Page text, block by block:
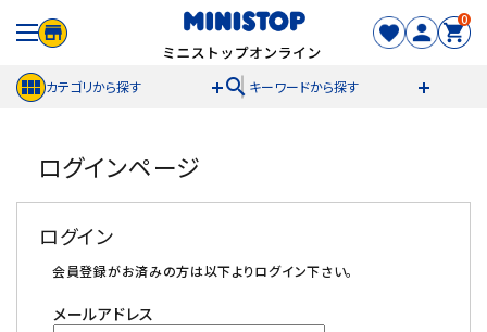
0
カテゴリから探す search キーワードから探す
meeting_room ログイン person 新規登録
セール商品
カテゴリから探す
ログインページ
ログイン
会員登録がお済みの方は以下よりログイン下さい。
メールアドレス